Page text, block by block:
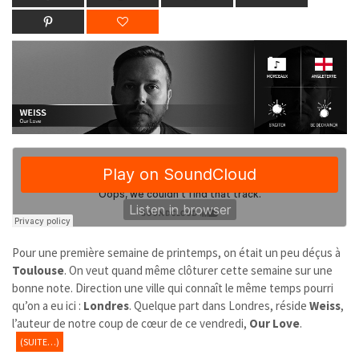
Pour une première semaine de printemps, on était un peu déçus à
Toulouse. On veut quand même clôturer cette semaine sur une
bonne note. Direction une ville qui connaît le même temps pourri
qu’on a eu ici : Londres. Quelque part dans Londres, réside Weiss,
l’auteur de notre coup de cœur de ce vendredi, Our Love.
(SUITE…)